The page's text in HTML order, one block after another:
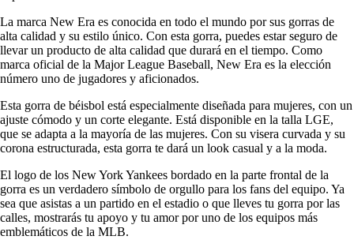
La marca New Era es conocida en todo el mundo por sus gorras de
alta calidad y su estilo único. Con esta gorra, puedes estar seguro de
llevar un producto de alta calidad que durará en el tiempo. Como
marca oficial de la Major League Baseball, New Era es la elección
número uno de jugadores y aficionados.
Esta gorra de béisbol está especialmente diseñada para mujeres, con un
ajuste cómodo y un corte elegante. Está disponible en la talla LGE,
que se adapta a la mayoría de las mujeres. Con su visera curvada y su
corona estructurada, esta gorra te dará un look casual y a la moda.
El logo de los New York Yankees bordado en la parte frontal de la
gorra es un verdadero símbolo de orgullo para los fans del equipo. Ya
sea que asistas a un partido en el estadio o que lleves tu gorra por las
calles, mostrarás tu apoyo y tu amor por uno de los equipos más
emblemáticos de la MLB.